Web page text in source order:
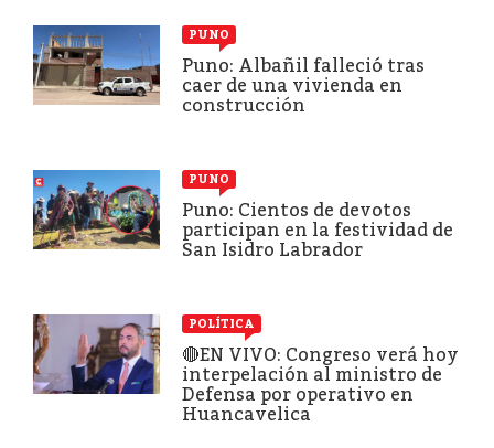
PUNO
Puno: Albañil falleció tras
caer de una vivienda en
construcción
PUNO
Puno: Cientos de devotos
participan en la festividad de
San Isidro Labrador
POLÍTICA
🔴EN VIVO: Congreso verá hoy
interpelación al ministro de
Defensa por operativo en
Huancavelica